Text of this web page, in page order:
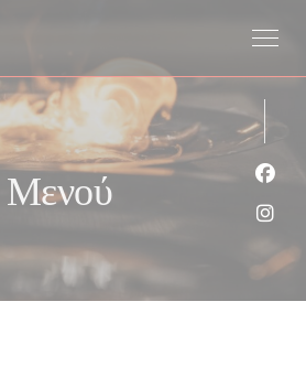
(Cookies)
Μενού